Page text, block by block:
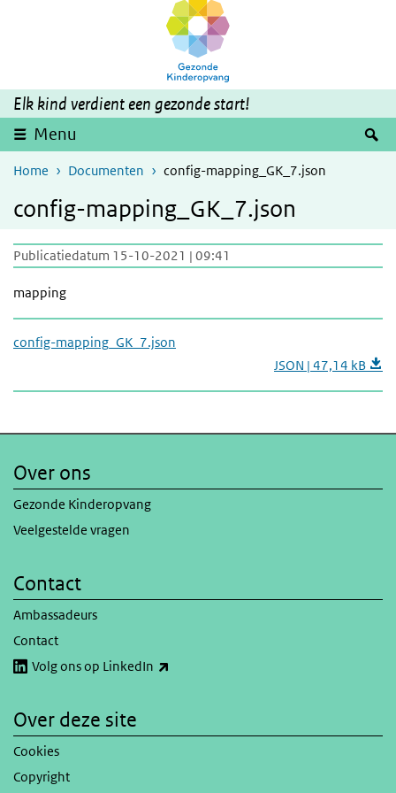
Overslaan en naar de inhoud gaan
Direct naar de hoofdnavigatie
Elk kind verdient een gezonde start!
Menu
Home Documenten config-mapping_GK_7.json
config-mapping_GK_7.json
Publicatiedatum 15-10-2021 | 09:41
mapping
config-mapping_GK_7.json
JSON | 47,14 kB
Over ons
Gezonde Kinderopvang
Veelgestelde vragen
Contact
Ambassadeurs
Contact
Volg ons op LinkedIn
Over deze site
Cookies
Copyright